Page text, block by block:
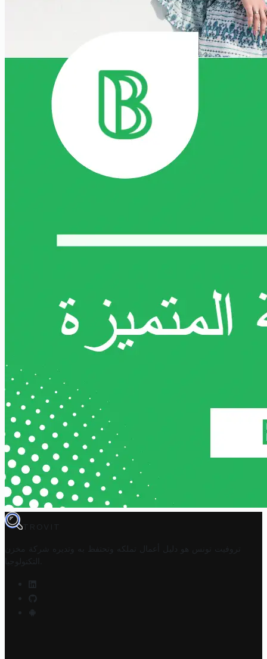
TROVIT
تروفيت تونس هو دليل أعمال تملكه وتحتفظ به وتديره
شركة مخزن
التكنولوجيا